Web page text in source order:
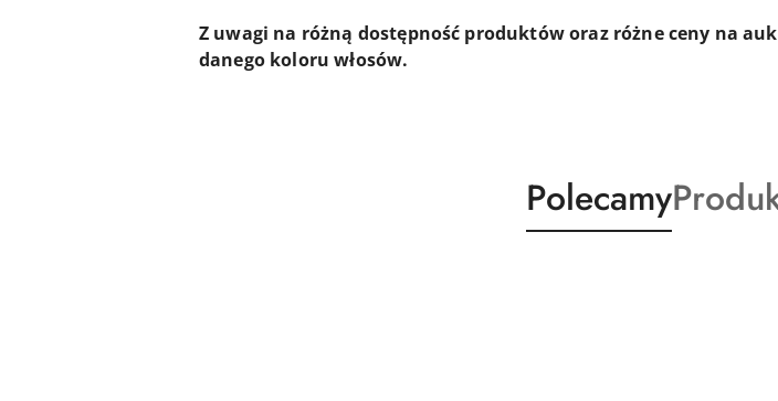
Z uwagi na różną dostępność produktów oraz różne ceny na
danego koloru włosów.
Produkty
o
Polecamy
o